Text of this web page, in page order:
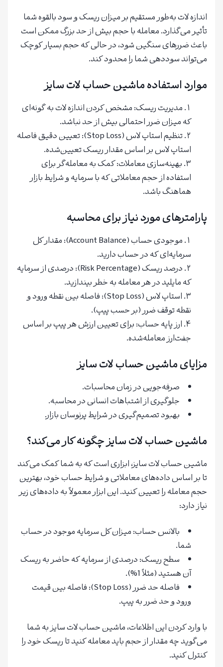
اندازه لات به‌طور مستقیم بر میزان ریسک و سود بالقوه شما
تأثیر می‌گذارد. معامله با حجم بیش از حد بزرگ ممکن است
باعث ضررهای سنگین شود، در حالی که حجم بسیار کوچک
می‌تواند سوددهی شما را محدود کند.
موارد استفاده ماشین حساب لات سایز
مدیریت ریسک: مشخص کردن اندازه لات به گونه‌ای
که میزان ضرر احتمالی بیش از حد نباشد.
تنظیم استاپ لاس (Stop Loss): تعیین دقیق فاصله
استاپ لاس بر اساس مقدار ریسک تعیین‌شده.
بهینه‌سازی معاملات: کمک به معامله‌گر برای
استفاده از حجم معاملاتی که با سرمایه و شرایط بازار
هماهنگ باشد.
پارامترهای مورد نیاز برای محاسبه
موجودی حساب (Account Balance): مقدار کل
سرمایه‌ای که در حساب دارید.
درصد ریسک (Risk Percentage): درصدی از سرمایه
که مایلید در هر معامله به خطر بیندازید.
استاپ لاس (Stop Loss): فاصله بین نقطه ورود و
نقطه توقف ضرر (بر حسب پیپ).
ارز پایه حساب: برای تعیین ارزش هر پیپ بر اساس
جفت‌ارز معامله‌شده.
مزایای ماشین حساب لات سایز
صرفه‌جویی در زمان محاسبات.
جلوگیری از اشتباهات انسانی در محاسبه.
بهبود تصمیم‌گیری در شرایط پرنوسان بازار.
ماشین حساب لات سایز چگونه کار می‌کند؟
ماشین حساب لات سایز، ابزاری است که به شما کمک می‌کند
تا بر اساس داده‌های معاملاتی و شرایط حساب خود، بهترین
حجم معامله را تعیین کنید. این ابزار معمولاً به داده‌های زیر
نیاز دارد:
بالانس حساب: میزان کل سرمایه موجود در حساب
شما.
سطح ریسک: درصدی از سرمایه که حاضر به ریسک
آن هستید (مثلاً 1%).
فاصله حد ضرر (Stop Loss): فاصله بین قیمت
ورود و حد ضرر به پیپ.
با وارد کردن این اطلاعات، ماشین حساب لات سایز به شما
می‌گوید چه مقدار از حجم باید معامله کنید تا ریسک خود را
کنترل کنید.